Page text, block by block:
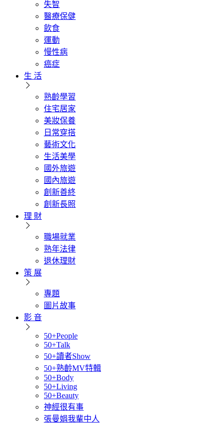
失智
醫療保健
飲食
運動
慢性病
癌症
生 活
熟齡學習
住宅居家
美妝保養
日常穿搭
藝術文化
生活美學
國外旅遊
國內旅遊
創新善終
創新長照
理 財
職場就業
熟年法律
退休理財
策 展
專題
圖片故事
影 音
50+People
50+Talk
50+讀者Show
50+熟齡MV特輯
50+Body
50+Living
50+Beauty
神經很有事
張曼娟我輩中人